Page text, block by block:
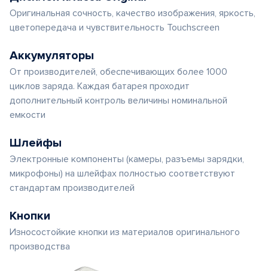
Оригинальная сочность, качество изображения, яркость,
цветопередача и чувствительность Touchscreen
Аккумуляторы
От производителей, обеспечивающих более 1000
циклов заряда. Каждая батарея проходит
дополнительный контроль величины номинальной
емкости
Шлейфы
Электронные компоненты (камеры, разъемы зарядки,
микрофоны) на шлейфах полностью соответствуют
стандартам производителей
Кнопки
Износостойкие кнопки из материалов оригинального
производства